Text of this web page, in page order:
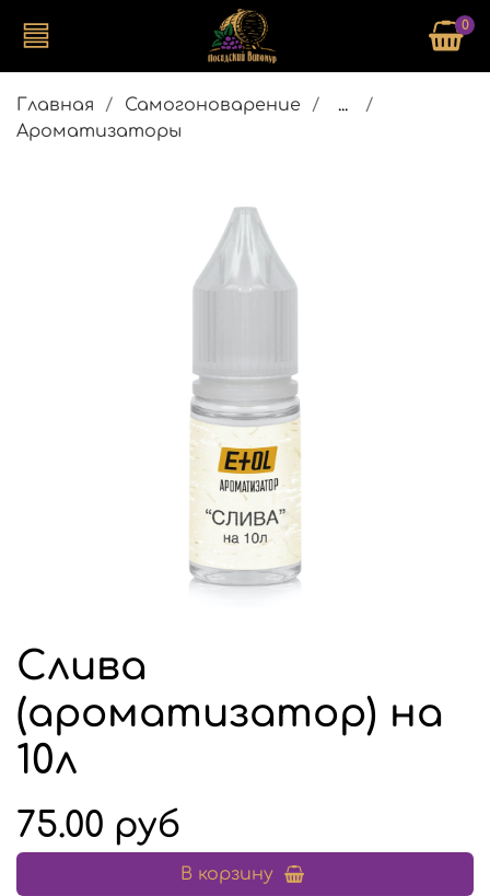
0
Главная Самогоноварение
...
Ароматизаторы
Слива
(ароматизатор) на
10л
75.00 руб
В корзину